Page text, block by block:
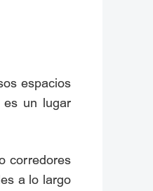
espacios
es un lugar
corredores
a lo largo